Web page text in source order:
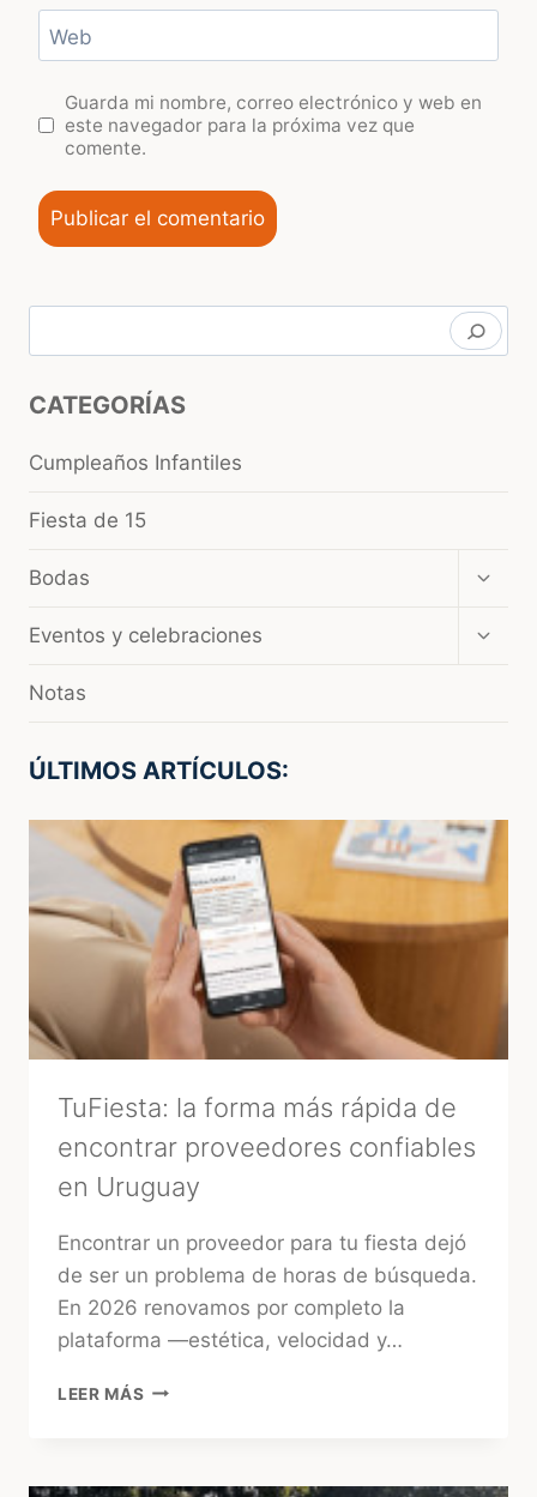
Web
Guarda mi nombre, correo electrónico y web en
este navegador para la próxima vez que
comente.
CATEGORÍAS
Cumpleaños Infantiles
Fiesta de 15
Bodas
hijo
Eventos y celebraciones
Notas
ÚLTIMOS ARTÍCULOS:
TuFiesta: la forma más rápida de
encontrar proveedores confiables
en Uruguay
Encontrar un proveedor para tu fiesta dejó
de ser un problema de horas de búsqueda.
En 2026 renovamos por completo la
plataforma —estética, velocidad y…
LEER MÁS TUFIESTA:
RÁPIDA